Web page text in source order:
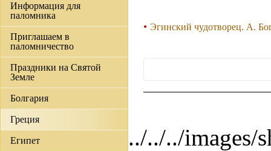
Информация для
паломника
Приглашаем в
паломничество
Праздники на Святой
Земле
Болгария
Греция
Египет
Эгинский чудотворец. А.
../../../images/